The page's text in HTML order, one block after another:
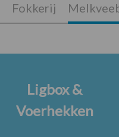
Fokkerij
Ligbox &
Voerhekken